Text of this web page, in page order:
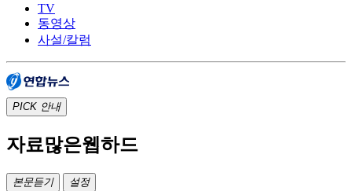
TV
동영상
사설/칼럼
PICK 안내
자료많은웹하드
본문듣기 설정